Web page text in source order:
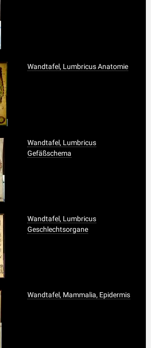
Wandtafel, Lumbricus Anatomie
Wandtafel, Lumbricus
Gefäßschema
Wandtafel, Lumbricus
Geschlechtsorgane
Wandtafel, Mammalia, Epidermis